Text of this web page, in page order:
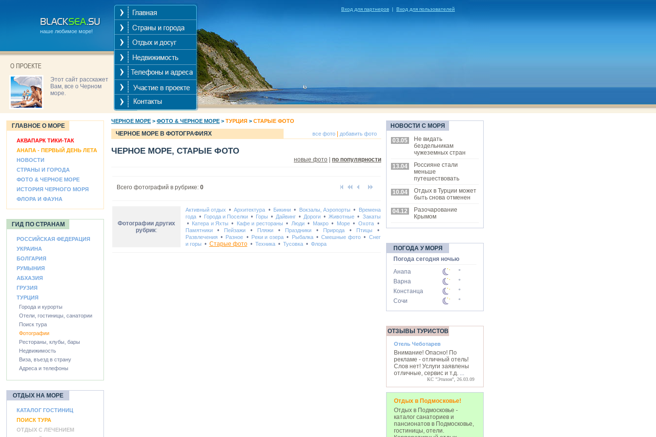
наше любимое море!
Этот сайт расскажет
Вам, все о Черном
море.
Вход для партнеров | Вход для пользователей
ГЛАВНОЕ О МОРЕ
АКВАПАРК ТИКИ-ТАК
АНАПА - ПЕРВЫЙ ДЕНЬ ЛЕТА
НОВОСТИ
СТРАНЫ И ГОРОДА
ФОТО & ЧЕРНОЕ МОРЕ
ИСТОРИЯ ЧЕРНОГО МОРЯ
ФЛОРА И ФАУНА
ГИД ПО СТРАНАМ
РОССИЙСКАЯ ФЕДЕРАЦИЯ
УКРАИНА
БОЛГАРИЯ
РУМЫНИЯ
АБХАЗИЯ
ГРУЗИЯ
ТУРЦИЯ
Города и курорты
Отели, гостиницы, санатории
Поиск тура
Фотографии
Рестораны, клубы, бары
Недвижимость
Виза, въезд в страну
Адреса и телефоны
ОТДЫХ НА МОРЕ
КАТАЛОГ ГОСТИНИЦ
ПОИСК ТУРА
ОТДЫХ С ЛЕЧЕНИЕМ
ЧЕРНОЕ МОРЕ > ФОТО & ЧЕРНОЕ МОРЕ > ТУРЦИЯ > СТАРЫЕ ФОТО
ЧЕРНОЕ МОРЕ В ФОТОГРАФИЯХ все фото добавить фото
ЧЕРНОЕ МОРЕ, СТАРЫЕ ФОТО
новые фото по популярности
Всего фотографий в рубрике: 0
Фотографии других
рубрик:
Активный отдых •Архитектура • Бикини • Вокзалы, Аэропорты •
Времена
года• Города и Поселки• Горы •Дайвинг •Дороги •Животные • Закаты
• Катера и Яхты • Кафе и рестораны • Люди• Макро• Море• Охота •
Памятники• Пейзажи • Пляжи • Праздники• Природа• Птицы •
Развлечения• Разное • Реки и озера• Рыбалка•Смешные фото• Снег
и горы • Старые фото• Техника• Тусовка• Флора
НОВОСТИ С МОРЯ
03.05
Не видать
бездельникам
чужеземных стран
13.04
Россияне стали
меньше
путешествовать
10.04
Отдых в Турции может
быть снова отменен
04.12
Разочарование
Крымом
ПОГОДА У МОРЯ
Погода сегодня ночью
Анапа
°
Варна
°
Констанца
°
Сочи
°
ОТЗЫВЫ ТУРИСТОВ
Отель Чеботарев
Внимание! Опасно! По
рекламе - отличный отель!
Слов нет! Услуги заявлены
отличные, сервис и т.д. ...
КС "Эталон", 26.03.09
Отдых в Подмосковье!
Отдых в Подмосковье -
каталог санаториев и
пансионатов в Подмосковье,
гостиницы, отели.